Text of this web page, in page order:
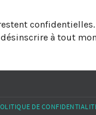
à tout
DE